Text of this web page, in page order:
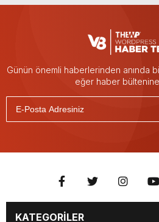
Günün önemli haberlerinden anında
eğer haber
KATEGORİLER